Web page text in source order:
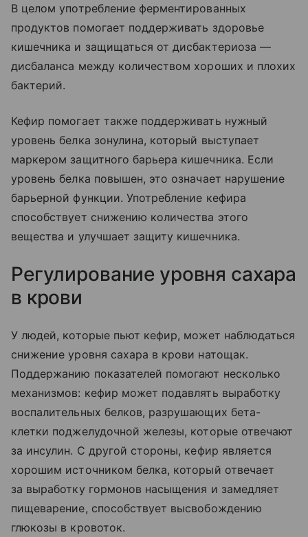
В целом употребление ферментированных
продуктов помогает поддерживать здоровье
кишечника и защищаться от дисбактериоза —
дисбаланса между количеством хороших и плохих
бактерий.
Кефир помогает также поддерживать нужный
уровень белка зонулина, который выступает
маркером защитного барьера кишечника. Если
уровень белка повышен, это означает нарушение
барьерной функции. Употребление кефира
способствует снижению количества этого
вещества и улучшает защиту кишечника.
Регулирование уровня сахара
в крови
У людей, которые пьют кефир, может наблюдаться
снижение уровня сахара в крови натощак.
Поддержанию показателей помогают несколько
механизмов: кефир может подавлять выработку
воспалительных белков, разрушающих бета-
клетки поджелудочной железы, которые отвечают
за инсулин. С другой стороны, кефир является
хорошим источником белка, который отвечает
за выработку гормонов насыщения и замедляет
пищеварение, способствует высвобождению
глюкозы в кровоток.